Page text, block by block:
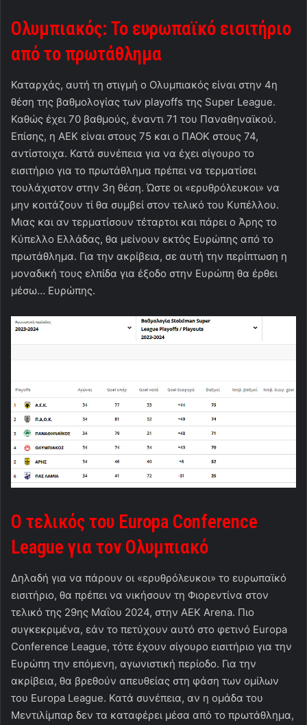
Ολυμπιακός: Το ευρωπαϊκό εισιτήριο
από το πρωτάθλημα
Καταρχάς, αυτή τη στιγμή ο Ολυμπιακός είναι στην 4η
θέση της βαθμολογίας των playoffs της Super League.
Καθώς έχει 70 βαθμούς, έναντι 71 του Παναθηναϊκού.
Επίσης, η ΑΕΚ είναι στους 75 και ο ΠΑΟΚ στους 74,
αντίστοιχα. Κατά συνέπεια για να έχει σίγουρο το
εισιτήριο για το πρωτάθλημα πρέπει να τερματίσει
τουλάχιστον στην 3η θέση. Ώστε οι «ερυθρόλευκοι» να
μην κοιτάζουν τί θα συμβεί στον τελικό του Κυπέλλου.
Μιας και αν τερματίσουν τέταρτοι και πάρει ο Άρης το
Κύπελλο Ελλάδας, θα μείνουν εκτός Ευρώπης από το
πρωτάθλημα. Για την ακρίβεια, σε αυτή την περίπτωση η
μοναδική τους ελπίδα για έξοδο στην Ευρώπη θα έρθει
μέσω… Ευρώπης.
Ο τελικός του Europa Conference
League για τον Ολυμπιακό
Δηλαδή για να πάρουν οι «ερυθρόλευκοι» το ευρωπαϊκό
εισιτήριο, θα πρέπει να νικήσουν τη Φιορεντίνα στον
τελικό της 29ης Μαΐου 2024, στην ΑΕΚ Arena. Πιο
συγκεκριμένα, εάν το πετύχουν αυτό στο φετινό Europa
Conference League, τότε έχουν σίγουρο εισιτήριο για την
Ευρώπη την επόμενη, αγωνιστική περίοδο. Για την
ακρίβεια, θα βρεθούν απευθείας στη φάση των ομίλων
του Europa League. Κατά συνέπεια, αν η ομάδα του
Μεντιλίμπαρ δεν τα καταφέρει μέσα από το πρωτάθλημα,